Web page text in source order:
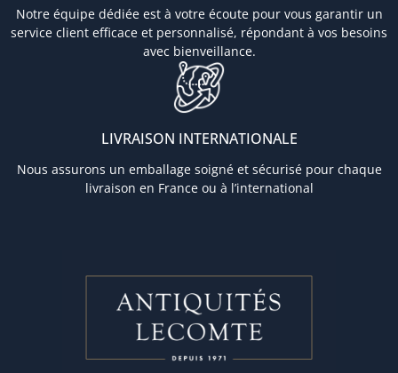
Notre équipe dédiée est à votre écoute pour vous garantir un
service client efficace et personnalisé, répondant à vos besoins
avec bienveillance.
LIVRAISON INTERNATIONALE
Nous assurons un emballage soigné et sécurisé pour chaque
livraison en France ou à l’international